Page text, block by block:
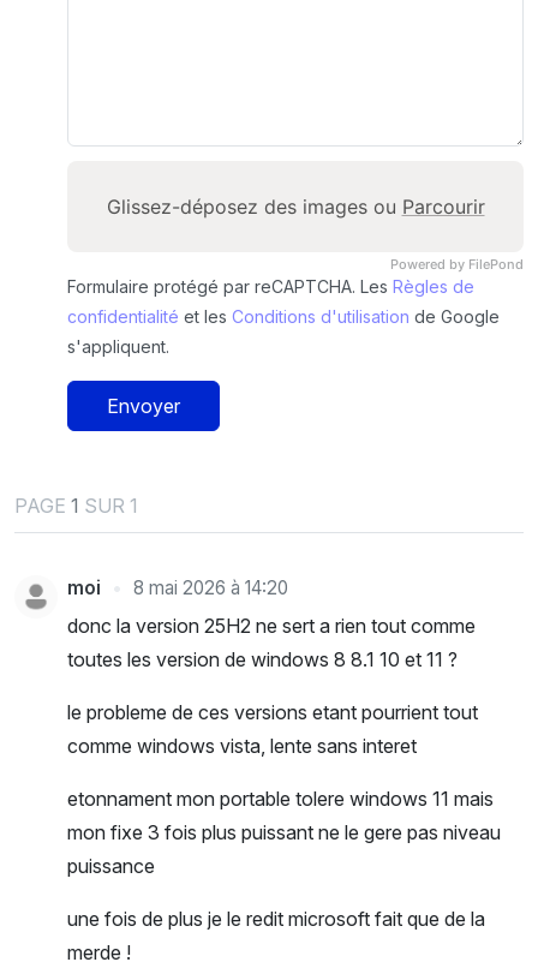
Powered by FilePond
Glissez-déposez des images ou Parcourir
Formulaire protégé par reCAPTCHA. Les Règles de
confidentialité et les Conditions d'utilisation de Google
s'appliquent.
Envoyer
PAGE 1 SUR 1
moi 8 mai 2026 à 14:20
donc la version 25H2 ne sert a rien tout comme
toutes les version de windows 8 8.1 10 et 11 ?
le probleme de ces versions etant pourrient tout
comme windows vista, lente sans interet
etonnament mon portable tolere windows 11 mais
mon fixe 3 fois plus puissant ne le gere pas niveau
puissance
une fois de plus je le redit microsoft fait que de la
merde !